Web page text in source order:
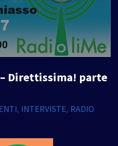
Direttissima! parte
, INTERVISTE, RADIO